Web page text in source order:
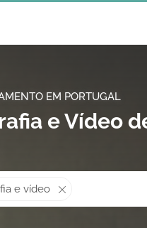
EM PORTUGAL
e Vídeo
e vídeo